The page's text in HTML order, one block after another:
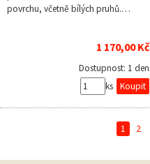
povrchu, včetně bílých pruhů.…
1 170,00 Kč
Dostupnost: 1 den
ks
1 2